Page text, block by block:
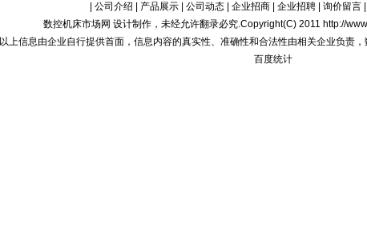
公司介绍 产品展示| 公司动态| 企业招商| 企业招聘| 询价留言|
数控机床市场网 设计制作，未经允许翻录必究.Copyright(C) 2011 http://
以上信息由企业自行提供首面，信息内容的真实性、准确性和合法性由相关企业负责
百度统计